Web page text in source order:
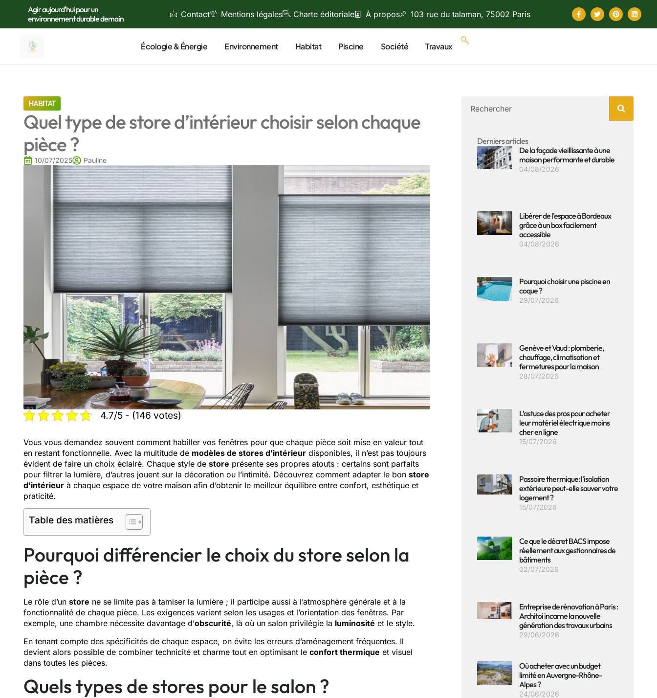
Agir aujourd'hui pour un
environnement durable demain
Contact Mentions légales Charte éditoriale À propos 103 rue du talaman, 75002 Paris
Écologie & Énergie Environnement Habitat Piscine Société Travaux
HABITAT
Quel type de store d’intérieur choisir selon chaque
pièce ?
10/07/2025 Pauline
4.7/5 - (146 votes)
Vous vous demandez souvent comment habiller vos fenêtres pour que chaque pièce soit mise en valeur tout
en restant fonctionnelle. Avec la multitude de modèles de stores d’intérieur disponibles, il n’est pas toujours
évident de faire un choix éclairé. Chaque style de store présente ses propres atouts : certains sont parfaits
pour filtrer la lumière, d’autres jouent sur la décoration ou l’intimité. Découvrez comment adapter le bon store
d’intérieur à chaque espace de votre maison afin d’obtenir le meilleur équilibre entre confort, esthétique et
praticité.
Table des matières
Pourquoi différencier le choix du store selon la
pièce ?
Le rôle d’un store ne se limite pas à tamiser la lumière ; il participe aussi à l’atmosphère générale et à la
fonctionnalité de chaque pièce. Les exigences varient selon les usages et l’orientation des fenêtres. Par
exemple, une chambre nécessite davantage d’obscurité, là où un salon privilégie la luminosité et le style.
En tenant compte des spécificités de chaque espace, on évite les erreurs d’aménagement fréquentes. Il
devient alors possible de combiner technicité et charme tout en optimisant le confort thermique et visuel
dans toutes les pièces.
Quels types de stores pour le salon ?
Derniers articles
De la façade vieillissante à une
maison performante et durable
04/08/2026
Libérer de l’espace à Bordeaux
grâce à un box facilement
accessible
04/08/2026
Pourquoi choisir une piscine en
coque ?
29/07/2026
Genève et Vaud : plomberie,
chauffage, climatisation et
fermetures pour la maison
28/07/2026
L’astuce des pros pour acheter
leur matériel électrique moins
cher en ligne
15/07/2026
Passoire thermique: l’isolation
extérieure peut-elle sauver votre
logement ?
15/07/2026
Ce que le décret BACS impose
réellement aux gestionnaires de
bâtiments
02/07/2026
Entreprise de rénovation à Paris :
Architoi incarne la nouvelle
génération des travaux urbains
29/06/2026
Où acheter avec un budget
limité en Auvergne-Rhône-
Alpes ?
24/06/2026